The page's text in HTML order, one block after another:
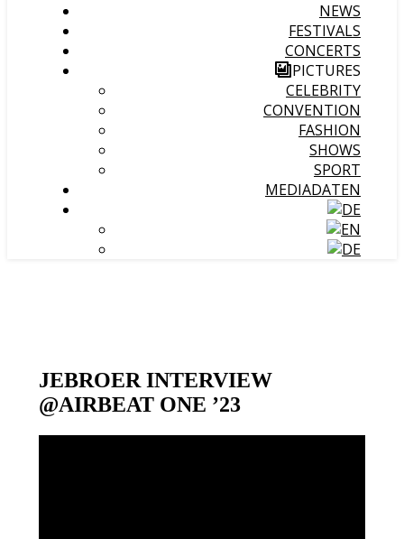
NEWS
FESTIVALS
CONCERTS
PICTURES
CELEBRITY
CONVENTION
FASHION
SHOWS
SPORT
MEDIADATEN
JEBROER INTERVIEW
@AIRBEAT ONE ’23